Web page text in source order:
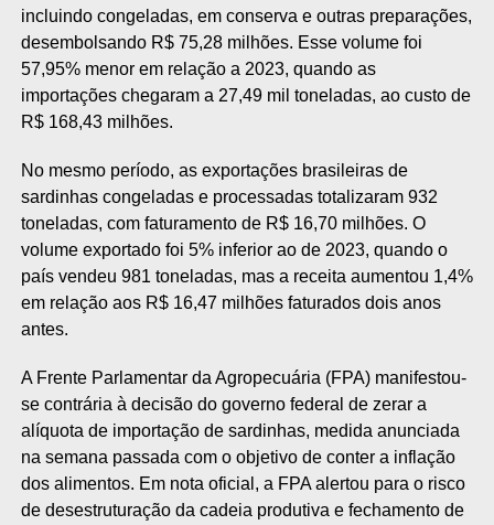
incluindo congeladas, em conserva e outras preparações,
desembolsando R$ 75,28 milhões. Esse volume foi
57,95% menor em relação a 2023, quando as
importações chegaram a 27,49 mil toneladas, ao custo de
R$ 168,43 milhões.
No mesmo período, as exportações brasileiras de
sardinhas congeladas e processadas totalizaram 932
toneladas, com faturamento de R$ 16,70 milhões. O
volume exportado foi 5% inferior ao de 2023, quando o
país vendeu 981 toneladas, mas a receita aumentou 1,4%
em relação aos R$ 16,47 milhões faturados dois anos
antes.
A Frente Parlamentar da Agropecuária (FPA) manifestou-
se contrária à decisão do governo federal de zerar a
alíquota de importação de sardinhas, medida anunciada
na semana passada com o objetivo de conter a inflação
dos alimentos. Em nota oficial, a FPA alertou para o risco
de desestruturação da cadeia produtiva e fechamento de